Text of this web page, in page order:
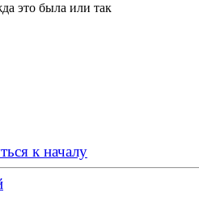
это была или так
к началу